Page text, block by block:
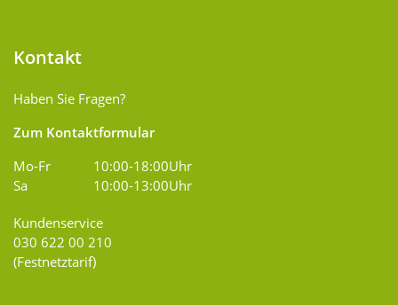
Kontakt
Haben Sie Fragen?
Zum Kontaktformular
Mo-Fr
10:00-18:00Uhr
Sa
10:00-13:00Uhr
Kundenservice
030 622 00 210
(Festnetztarif)